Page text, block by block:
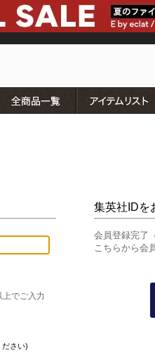
でご入力
さい)
集英社IDを
会員登録完了
こちらから会